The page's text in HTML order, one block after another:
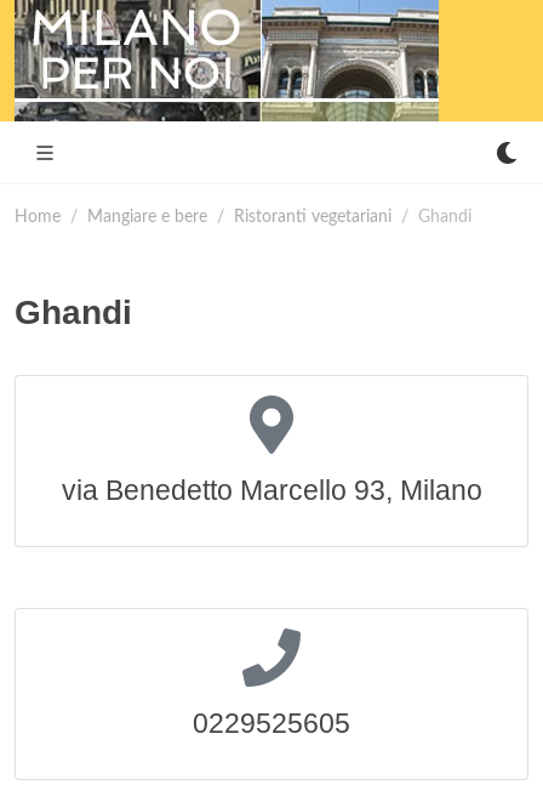
Home Mangiare e bere Ristoranti vegetariani Ghandi
Ghandi
via Benedetto Marcello 93, Milano
0229525605